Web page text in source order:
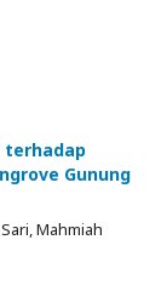
terhadap
Gunung
Mahmiah